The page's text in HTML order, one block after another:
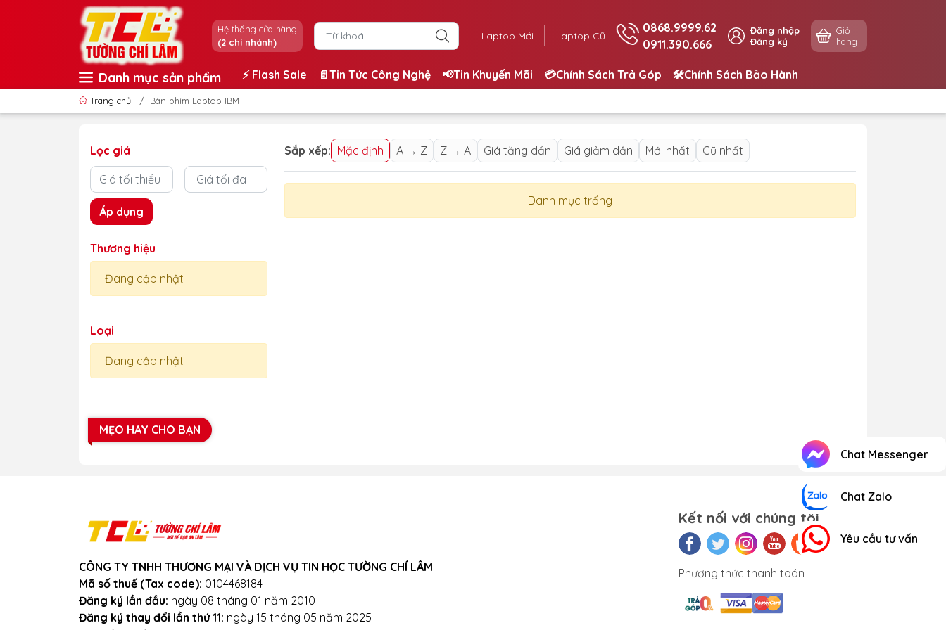
Hệ thống cửa hàng
(2 chi nhánh)
Laptop Mới Laptop Cũ
0868.9999.62
0911.390.666
Đăng nhập
Đăng ký
Giỏ
hàng
Danh mục sản phẩm ⚡️ Flash Sale 📄Tin Tức Công Nghệ 📢Tin Khuyến Mãi 💳Chính Sách Trả Góp 🛠️Chính Sách Bảo Hành
Trang chủ / Bàn phím Laptop IBM
Sắp xếp: Mặc định A → Z Z → A Giá tăng dần Giá giảm dần Mới nhất Cũ nhất
Danh mục trống
Lọc giá
Áp dụng
Thương hiệu
Đang cập nhật
Loại
Đang cập nhật
MẸO HAY CHO BẠN
CÔNG TY TNHH THƯƠNG MẠI VÀ DỊCH VỤ TIN HỌC TƯỜNG CHÍ LÂM
Mã số thuế (Tax code): 0104468184
Đăng ký lần đầu: ngày 08 tháng 01 năm 2010
Đăng ký thay đổi lần thứ 11: ngày 15 tháng 05 năm 2025
Kết nối với chúng tôi
Phương thức thanh toán
Chat Messenger
Chat Zalo
Yêu cầu tư vấn